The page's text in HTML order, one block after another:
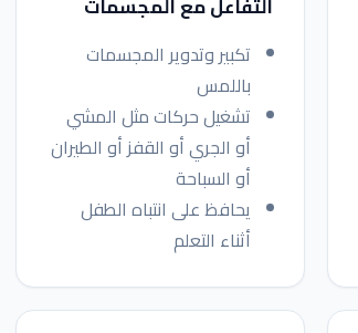
تكبير وتدوير المجسمات
باللمس
تشغيل حركات مثل المشي
أو الجري أو القفز أو الطيران
أو السباحة
يحافظ على انتباه الطفل
أثناء التعلم